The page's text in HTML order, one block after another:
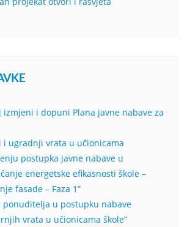
i dopuni Plana javne nabave za
i ugradnji vrata u učionicama
postupka javne nabave u
energetske efikasnosti škole –
fasade – Faza 1”
ponuditelja u postupku nabave
vrata u učionicama škole”